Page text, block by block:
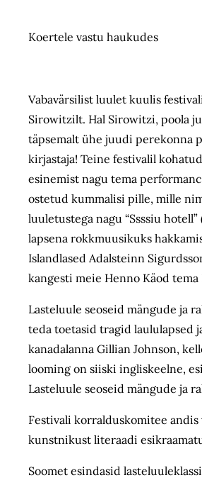
Koertele vastu haukudes
Vabavärsilist luulet kuulis
Sirowitzilt. Hal Sirowitzi, poola
täpsemalt ühe juudi perekonna
kirjastaja! Teine festivalil
esinemist nagu tema
ostetud kummalisi pille, mille
luuletustega nagu “Ssssiu
lapsena rokkmuusikuks
Islandlased Adalsteinn
kangesti meie Henno Käod
Lasteluule seoseid mängude ja
teda toetasid tragid laululapsed
kanadalanna Gillian Johnson,
looming on siiski ingliskeelne,
Lasteluule seoseid mängude ja
Festivali korralduskomitee
kunstnikust literaadi
Soomet esindasid